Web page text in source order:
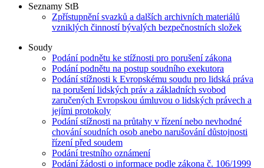
Seznamy StB
Zpřístupnění svazků a dalších archivních materiálů
vzniklých činností bývalých bezpečnostních složek
Soudy
Podání podnětu ke stížnosti pro porušení zákona
Podání podnětu na postup soudního exekutora
Podání stížnosti k Evropskému soudu pro lidská práva
na porušení lidských práv a základních svobod
zaručených Evropskou úmluvou o lidských právech a
jejími protokoly
Podání stížnosti na průtahy v řízení nebo nevhodné
chování soudních osob anebo narušování důstojnosti
řízení před soudem
Podání trestního oznámení
Podání žádosti o informace podle zákona č. 106/1999